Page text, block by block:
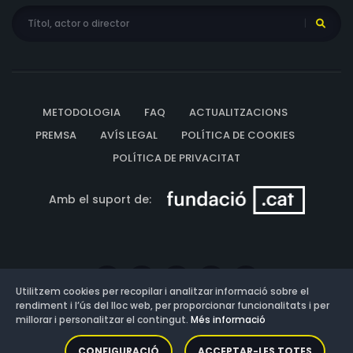
METODOLOGIA FAQ
ACTUALITZACIONS
PREMSA
AVÍS LEGAL
POLÍTICA DE COOKIES
POLÍTICA DE PRIVACITAT
Amb el suport de:
Versió: 3.13.0.202607011342
Utilitzem cookies per recopilar i analitzar informació sobre el
rendiment i l’ús del lloc web, per proporcionar funcionalitats i per
millorar i personalitzar el contingut. Més informació